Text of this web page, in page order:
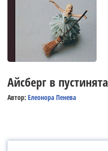
Айсберг в пустинята
Автор: Елеонора Пенева